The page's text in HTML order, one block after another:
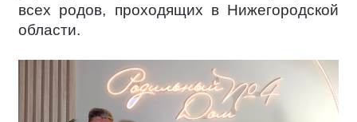
всех родов, проходящих в Нижегородской
области.